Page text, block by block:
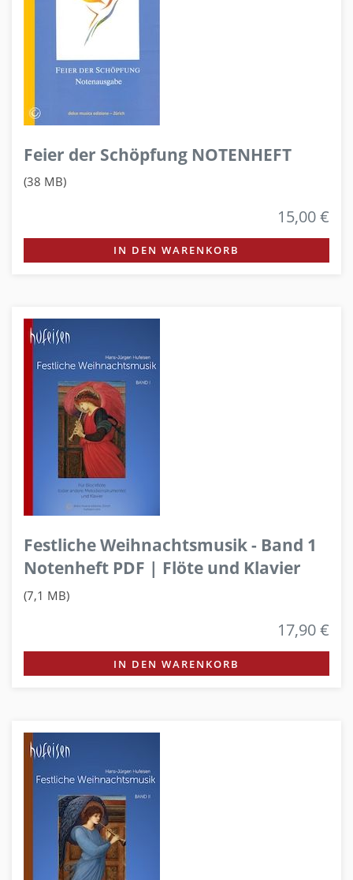
Feier der Schöpfung NOTENHEFT
(38 MB)
15,00 €
IN DEN WARENKORB
Festliche Weihnachtsmusik - Band 1
Notenheft PDF | Flöte und Klavier
(7,1 MB)
17,90 €
IN DEN WARENKORB